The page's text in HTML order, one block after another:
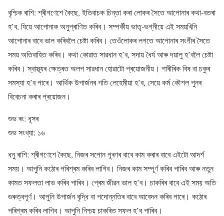
বৃশ্চিক ৰাশি: শ্ৰীগণেশে কৈছে, ইতিবাচক চিন্তা কৰা লোকৰ সৈতে আপোনাৰ কথা-বতৰা
হ’ব, যিয়ে আপোনাক অনুপ্ৰাণিত কৰিব। সম্পৰ্কীয় ভাতৃ-ভগ্নীয়ে এই সময়খিনি
আপোনাৰ বাবে ভাল কৰিবলৈ চেষ্টা কৰিব। তেওঁলোকৰ লগতে আপোনাৰ সংগীৰ সৈতে
সময় অতিবাহিত কৰিব। কথা কোৱাত সাৱধান হ’ব, সদায় ধৈৰ্য আৰু দয়ালু হ’বলৈ চেষ্টা
কৰিব। স্বাস্থ্যৰ ক্ষেত্ৰত অলপ সাৱধান হোৱাটো প্ৰয়োজনীয়। শাৰীৰিক বিষ বা চকুৰ
সমস্যা হ’ব পাৰে। আৰ্থিক উপাৰ্জনৰ গতি লেহেমীয়া হ’ব, সেয়ে কৰ্ম কৌশল পুনৰ
বিবেচনা কৰাৰ প্ৰয়োজন।
শুভ ৰং: ধূসৰ
শুভ সংখ্যা: ১৬
ধনু ৰাশি: শ্ৰীগণেশে কৈছে, নিজৰ সপোন পূৰণৰ বাবে কাম কৰাৰ বাবে এইটো আদৰ্শ
সময়। আপুনি কঠোৰ পৰিশ্ৰম কৰিব লাগিব। নিজৰ কাম সম্পূৰ্ণ কৰিব পাৰিব আৰু নতুন
কামত সফলতা লাভ কৰিব পাৰিব। প্ৰেম জীৱন ভাল হ’ব। চাকৰিৰ বাবে এই সময় অতি
গুৰুত্বপূৰ্ণ। আপুনি উপাৰ্জন বৃদ্ধি বা পদোন্নতিৰ বাবে আবেদন কৰিব পাৰে। কঠোৰ
পৰিশ্ৰম কৰিব লাগিব। আপুনি নিশ্চয় চাকৰিত সফল হ’ব পাৰিব।